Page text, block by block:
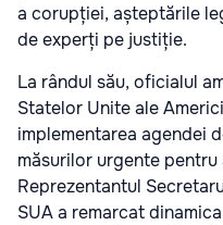
a corupției, așteptările
de experți pe justiție.
La rândul său, oficialul
Statelor Unite ale
implementarea agendei
măsurilor urgente
Reprezentantul
SUA a remarcat